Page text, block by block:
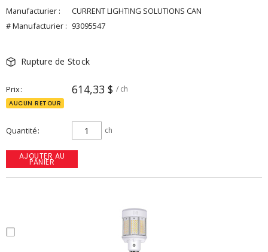
Manufacturier :
CURRENT LIGHTING SOLUTIONS CAN
# Manufacturier : 93095547
Rupture de Stock
Prix 614,33 $ / ch
AUCUN RETOUR
Quantité ch
AJOUTER AU
PANIER